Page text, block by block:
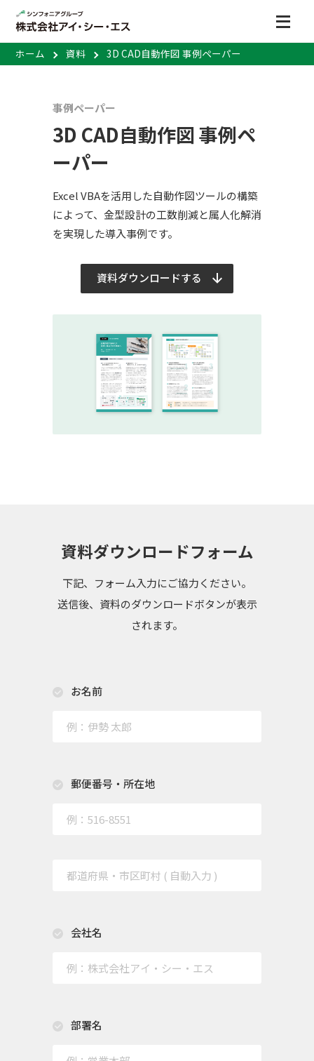
ホーム 資料 3D CAD自動作図 事例ペーパー
事例ペーパー
3D CAD自動作図 事例ペ
ーパー
Excel VBAを活用した自動作図ツールの構築
によって、金型設計の工数削減と属人化解消
を実現した導入事例です。
資料ダウンロードする
資料ダウンロードフォーム
下記、フォーム入力にご協力ください。
送信後、資料のダウンロードボタンが表示
されます。
お名前
郵便番号・所在地
会社名
部署名